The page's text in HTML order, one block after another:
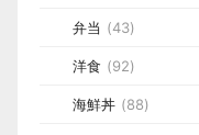
弁当 (43)
洋食 (92)
海鮮丼 (88)